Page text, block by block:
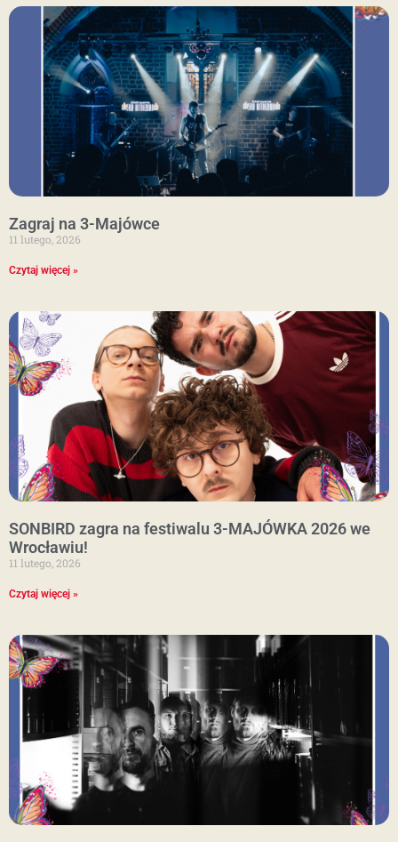
Zagraj na 3-Majówce
11 lutego, 2026
Czytaj więcej »
SONBIRD zagra na festiwalu 3-MAJÓWKA 2026 we
Wrocławiu!
11 lutego, 2026
Czytaj więcej »